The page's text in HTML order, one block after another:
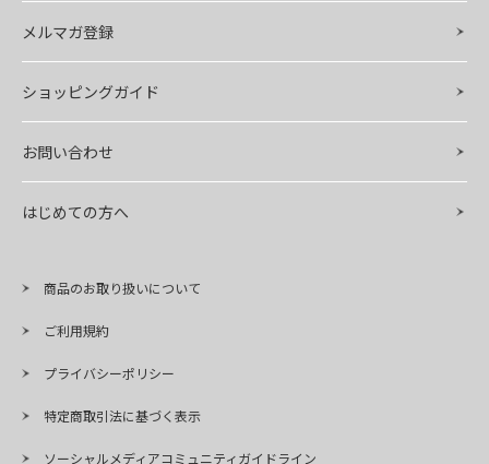
メルマガ登録
ショッピングガイド
お問い合わせ
はじめての方へ
商品のお取り扱いについて
ご利用規約
プライバシーポリシー
特定商取引法に基づく表示
ソーシャルメディアコミュニティガイドライン